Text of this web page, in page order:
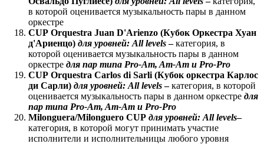
в которой оценивается музыкальность пары в данном
оркестре
CUP Orquestra Juan D'Arienzo (Кубок Оркестра Хуан
д'Ариенцо) для уровней: All levels–категория, в
которой оценивается музыкальность пары в данном
оркестре для пар типа Pro-Am, Am-Am и Pro-Pro
CUP Orquestra Carlos di Sarli (Кубок оркестра Карлос
ди Сарли) для уровней: All levels–категория, в которой
оценивается музыкальность пары в данном оркестре для
пар типа Pro-Am, Am-Am и Pro-Pro
Milonguera/Milonguero CUP для уровней: All levels–
категория, в которой могут принимать участие
исполнители и исполнительницы любого уровня